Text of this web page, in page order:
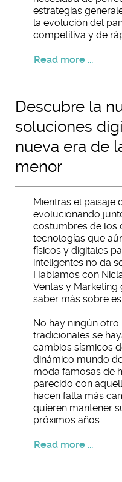
estrategias
la evolución del
competitiva y de
Read more ...
Descubre la
soluciones
nueva era de
menor
Mientras el paisaje
evolucionando
costumbres de los
tecnologías que
físicos y digitales
inteligentes no da
Hablamos con
Ventas y Marketing
saber más sobre
No hay ningún
tradicionales se
cambios sísmicos
dinámico mundo
moda famosas de
parecido con
hacen falta más
quieren mantener
próximos años.
Read more ...